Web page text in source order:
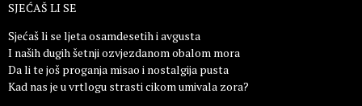
SJEĆAŠ LI SE
Sjećaš li se ljeta osamdesetih i avgusta
I naših dugih šetnji ozvjezdanom obalom mora
Da li te još proganja misao i nostalgija pusta
Kad nas je u vrtlogu strasti cikom umivala zora?